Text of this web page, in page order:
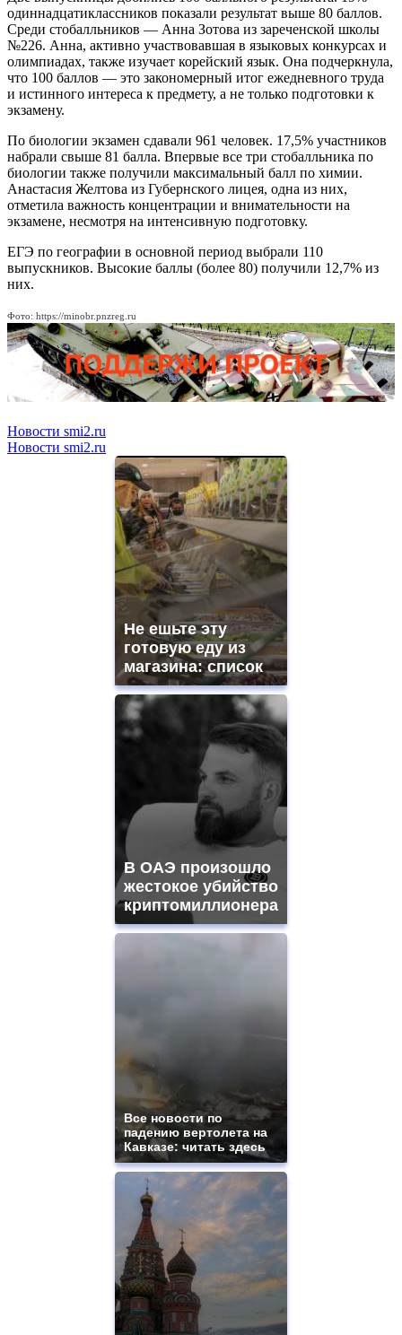
одиннадцатиклассников показали результат выше 80 баллов.
Среди стобалльников — Анна Зотова из зареченской школы
№226. Анна, активно участвовавшая в языковых конкурсах и
олимпиадах, также изучает корейский язык. Она подчеркнула,
что 100 баллов — это закономерный итог ежедневного труда
и истинного интереса к предмету, а не только подготовки к
экзамену.
По биологии экзамен сдавали 961 человек. 17,5% участников
набрали свыше 81 балла. Впервые все три стобалльника по
биологии также получили максимальный балл по химии.
Анастасия Желтова из Губернского лицея, одна из них,
отметила важность концентрации и внимательности на
экзамене, несмотря на интенсивную подготовку.
ЕГЭ по географии в основной период выбрали 110
выпускников. Высокие баллы (более 80) получили 12,7% из
них.
Фото: https://minobr.pnzreg.ru
Новости smi2.ru
Новости smi2.ru
Не ешьте эту
готовую еду из
магазина: список
В ОАЭ произошло
жестокое убийство
криптомиллионера
Все новости по
падению вертолета на
Кавказе: читать здесь